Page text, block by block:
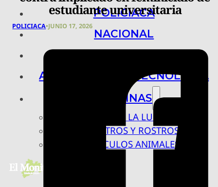
POLICIACA
NACIONAL
ARTE, CIENCIA Y TECNOLOGÍA
COLUMNAS
BAJO LA LUPA
RASTROS Y ROSTROS
VÍNCULOS ANIMALES
estudiante universitaria
POLICIACA•JUNIO 17, 2026